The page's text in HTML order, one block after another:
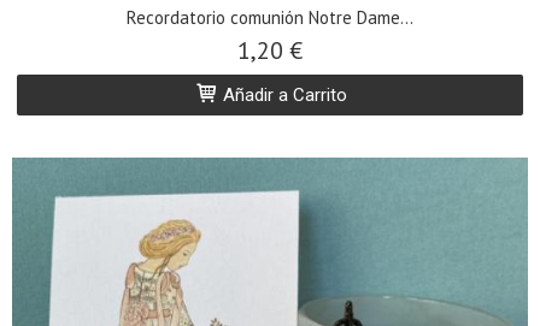
Recordatorio comunión Notre Dame...
1,20 €
Añadir a Carrito